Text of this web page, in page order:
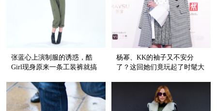
张蓝心上演制服的诱惑，酷
Girl现身原来一条工装裤就搞
杨幂、KK的袖子又不安分
了？这回她们竟玩起了时髦大